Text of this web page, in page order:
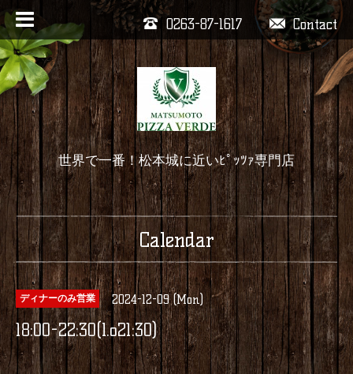
Contact
0263-87-1617
世界で一番！松本城に近いﾋﾟｯﾂｧ専門店
Calendar
ディナーのみ営業 2024-12-09 (Mon)
18:00-22:30(l.o21:30)